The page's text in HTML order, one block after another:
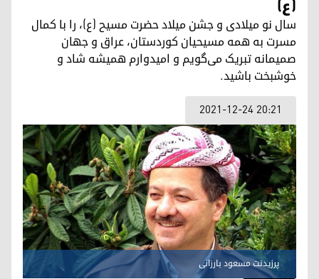
(ع)
سال نو میلادی و جشن میلاد حضرت مسیح (ع)، را با کمال
مسرت به همه مسیحیان کوردستان، عراق و جهان
صمیمانه تبریک می‌گویم و امیدوارم همیشه شاد و
خوشبخت باشید.
2021-12-24 20:21
پرزیدنت مسعود بارزانی